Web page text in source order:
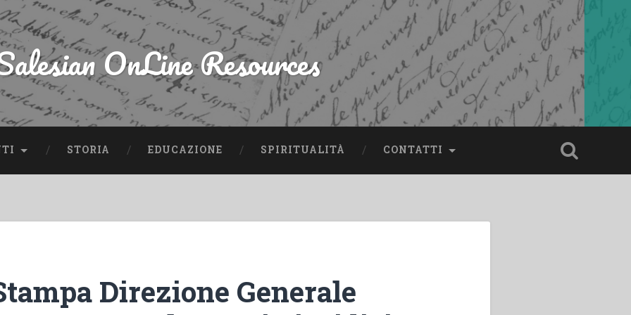
OnLine Resources
STORIA EDUCAZIONE SPIRITUALITÀ CONTATTI
Direzione Generale